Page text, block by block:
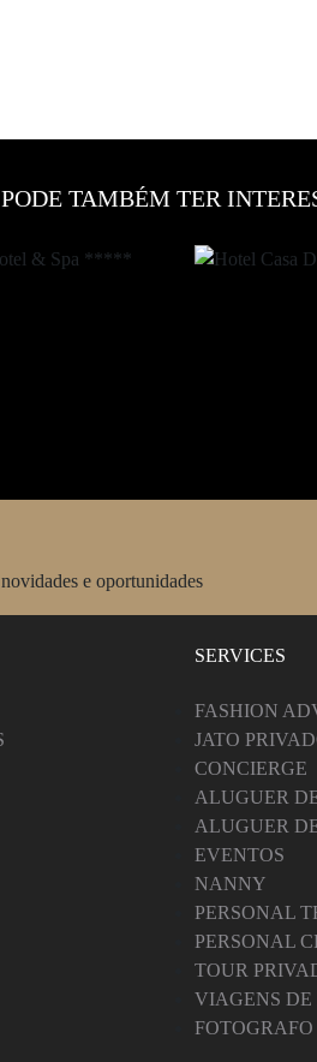
PODE TAMBÉM TER
e oportunidades
SERVICES
FASHION
JATO
CONCIERGE
ALUGUER
ALUGUER
EVENTOS
NANNY
PERSONAL
PERSONAL
TOUR
VIAGENS
FOTOGRAFO